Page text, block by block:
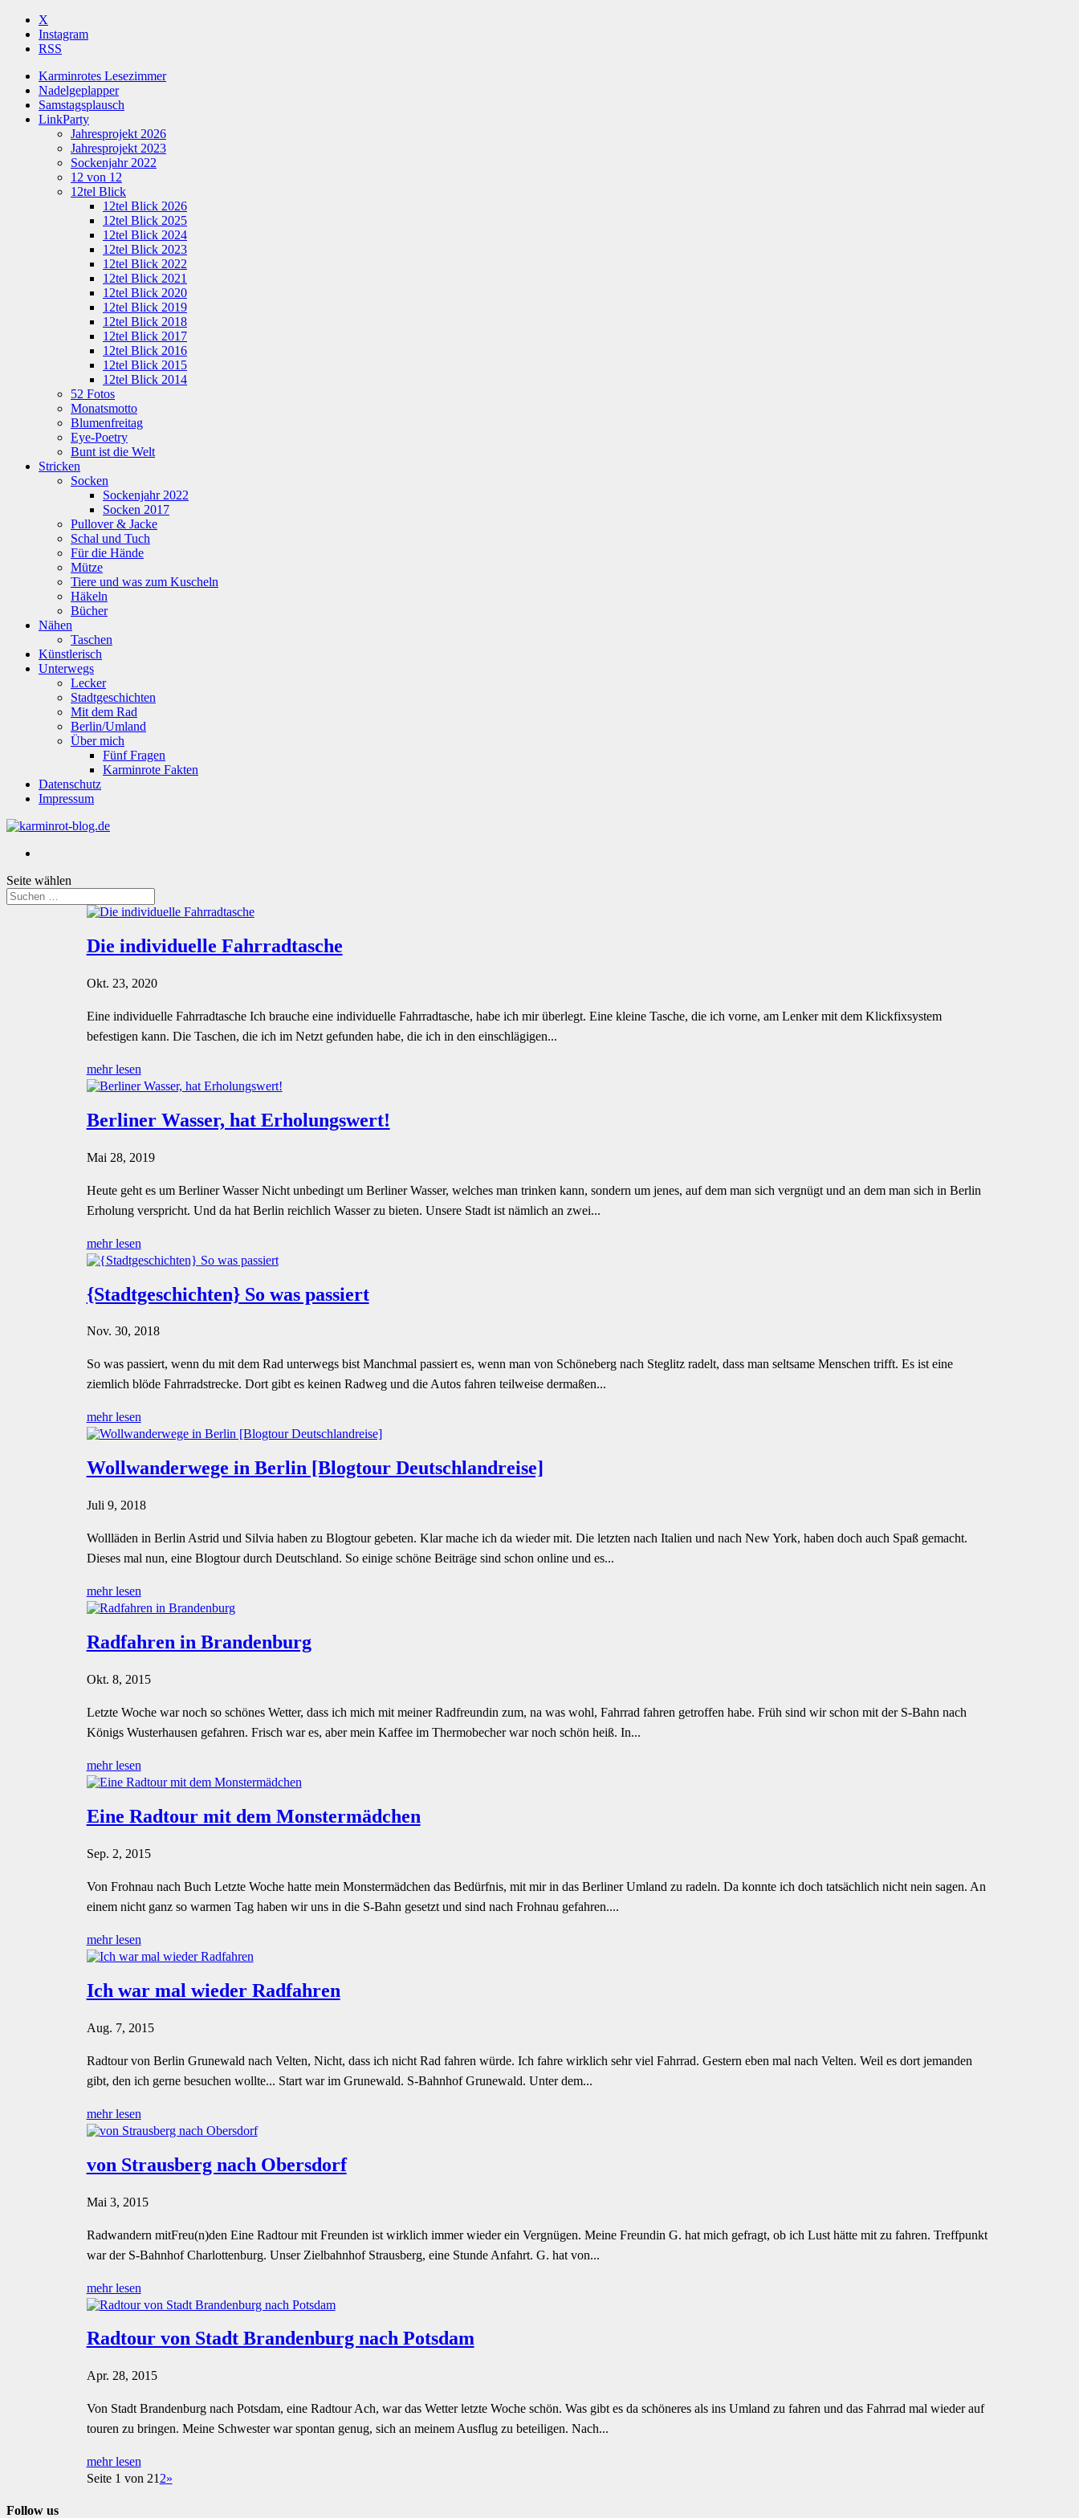
X
Instagram
RSS
Karminrotes Lesezimmer
Nadelgeplapper
Samstagsplausch
LinkParty
Jahresprojekt 2026
Jahresprojekt 2023
Sockenjahr 2022
12 von 12
12tel Blick
12tel Blick 2026
12tel Blick 2025
12tel Blick 2024
12tel Blick 2023
12tel Blick 2022
12tel Blick 2021
12tel Blick 2020
12tel Blick 2019
12tel Blick 2018
12tel Blick 2017
12tel Blick 2016
12tel Blick 2015
12tel Blick 2014
52 Fotos
Monatsmotto
Blumenfreitag
Eye-Poetry
Bunt ist die Welt
Stricken
Socken
Sockenjahr 2022
Socken 2017
Pullover & Jacke
Schal und Tuch
Für die Hände
Mütze
Tiere und was zum Kuscheln
Häkeln
Bücher
Nähen
Taschen
Künstlerisch
Unterwegs
Lecker
Stadtgeschichten
Mit dem Rad
Berlin/Umland
Über mich
Fünf Fragen
Karminrote Fakten
Datenschutz
Impressum
Seite wählen
Die individuelle Fahrradtasche
Okt. 23, 2020
Eine individuelle Fahrradtasche Ich brauche eine individuelle Fahrradtasche, habe ich mir überlegt. Eine kleine Tasche, die ich vorne, am Lenker mit dem Klickfixsystem
befestigen kann. Die Taschen, die ich im Netzt gefunden habe, die ich in den einschlägigen...
mehr lesen
Berliner Wasser, hat Erholungswert!
Mai 28, 2019
Heute geht es um Berliner Wasser Nicht unbedingt um Berliner Wasser, welches man trinken kann, sondern um jenes, auf dem man sich vergnügt und an dem man sich in Berlin
Erholung verspricht. Und da hat Berlin reichlich Wasser zu bieten. Unsere Stadt ist nämlich an zwei...
mehr lesen
{Stadtgeschichten} So was passiert
Nov. 30, 2018
So was passiert, wenn du mit dem Rad unterwegs bist Manchmal passiert es, wenn man von Schöneberg nach Steglitz radelt, dass man seltsame Menschen trifft. Es ist eine
ziemlich blöde Fahrradstrecke. Dort gibt es keinen Radweg und die Autos fahren teilweise dermaßen...
mehr lesen
Wollwanderwege in Berlin [Blogtour Deutschlandreise]
Juli 9, 2018
Wollläden in Berlin Astrid und Silvia haben zu Blogtour gebeten. Klar mache ich da wieder mit. Die letzten nach Italien und nach New York, haben doch auch Spaß gemacht.
Dieses mal nun, eine Blogtour durch Deutschland. So einige schöne Beiträge sind schon online und es...
mehr lesen
Radfahren in Brandenburg
Okt. 8, 2015
Letzte Woche war noch so schönes Wetter, dass ich mich mit meiner Radfreundin zum, na was wohl, Fahrrad fahren getroffen habe. Früh sind wir schon mit der S-Bahn nach
Königs Wusterhausen gefahren. Frisch war es, aber mein Kaffee im Thermobecher war noch schön heiß. In...
mehr lesen
Eine Radtour mit dem Monstermädchen
Sep. 2, 2015
Von Frohnau nach Buch Letzte Woche hatte mein Monstermädchen das Bedürfnis, mit mir in das Berliner Umland zu radeln. Da konnte ich doch tatsächlich nicht nein sagen. An
einem nicht ganz so warmen Tag haben wir uns in die S-Bahn gesetzt und sind nach Frohnau gefahren....
mehr lesen
Ich war mal wieder Radfahren
Aug. 7, 2015
Radtour von Berlin Grunewald nach Velten, Nicht, dass ich nicht Rad fahren würde. Ich fahre wirklich sehr viel Fahrrad. Gestern eben mal nach Velten. Weil es dort jemanden
gibt, den ich gerne besuchen wollte... Start war im Grunewald. S-Bahnhof Grunewald. Unter dem...
mehr lesen
von Strausberg nach Obersdorf
Mai 3, 2015
Radwandern mitFreu(n)den Eine Radtour mit Freunden ist wirklich immer wieder ein Vergnügen. Meine Freundin G. hat mich gefragt, ob ich Lust hätte mit zu fahren. Treffpunkt
war der S-Bahnhof Charlottenburg. Unser Zielbahnhof Strausberg, eine Stunde Anfahrt. G. hat von...
mehr lesen
Radtour von Stadt Brandenburg nach Potsdam
Apr. 28, 2015
Von Stadt Brandenburg nach Potsdam, eine Radtour Ach, war das Wetter letzte Woche schön. Was gibt es da schöneres als ins Umland zu fahren und das Fahrrad mal wieder auf
touren zu bringen. Meine Schwester war spontan genug, sich an meinem Ausflug zu beteiligen. Nach...
mehr lesen
Seite 1 von 21 2»
Follow us